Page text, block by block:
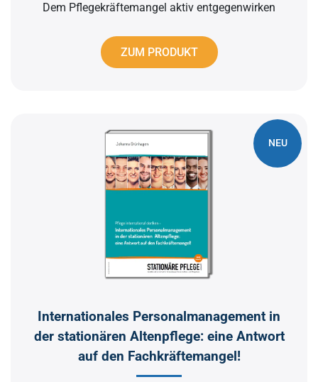
Dem Pflegekräftemangel aktiv entgegenwirken
ZUM PRODUKT
NEU
Internationales Personalmanagement in
der stationären Altenpflege: eine Antwort
auf den Fachkräftemangel!